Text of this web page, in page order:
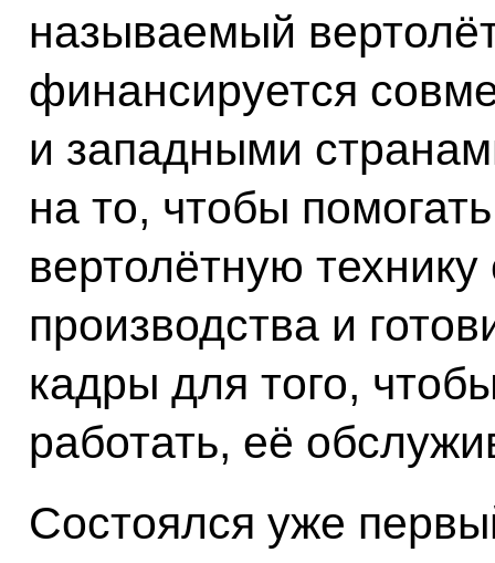
называемый
финансируется
и западными
на то, чтобы
вертолётную технику
производства и
кадры для того,
работать, её
Состоялся уже